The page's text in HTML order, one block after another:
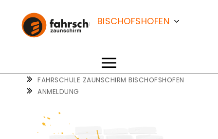
BISCHOFSHOFEN
ST. JOHANN
ZAUNSCHIRM
FAHRSCHULE ZAUNSCHIRM BISCHOFSHOFEN
ANMELDUNG